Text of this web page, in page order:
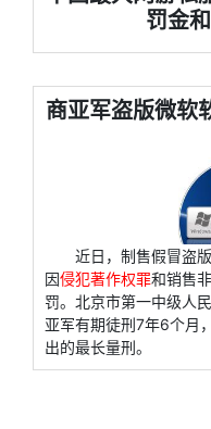
罚金和
商亚军盗版微软
近日，制售假冒盗
因侵犯著作权罪和销售
罚。北京市第一中级人
亚军有期徒刑7年6个月
出的最长量刑。